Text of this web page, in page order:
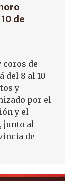
de
coros de
del 8 al 10
y
por el
y el
junto al
de